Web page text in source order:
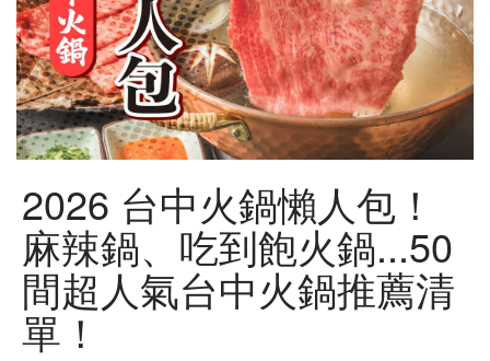
2026 台中火鍋懶人包！
麻辣鍋、吃到飽火鍋...50
間超人氣台中火鍋推薦清
單！